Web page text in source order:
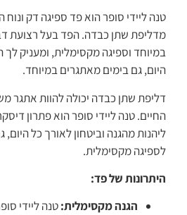
טנה ליידי סופר הוא פד ספיגה דק
מדליפת שתן כבדה. הפד בעל רצועת
במיוחד וספיגה מקסימלית, ומעניק
היום, גם בימים מאתגרים במיוחד.
דליפת שתן כבדה יכולה להוות אתגר
החיים. טנה ליידי סופר הוא פתרון
ליהנות מהגנה וביטחון לאורך כל
לספיגה מקסימלית.
היתרונות של פד:
הגנה מקסימלית:טנה ליידי